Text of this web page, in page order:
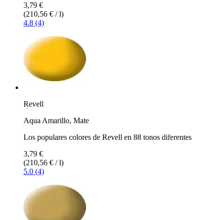
3,79 €
(210,56 € / l)
4.8 (4)
Revell
Aqua Amarillo, Mate
Los populares colores de Revell en 88 tonos diferentes
3,79 €
(210,56 € / l)
5.0 (4)